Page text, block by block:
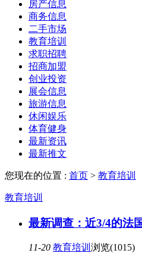
房产信息
商务信息
二手市场
教育培训
求职招聘
招商加盟
创业投资
展会信息
旅游信息
休闲娱乐
体育健身
最新资讯
最新推文
您现在的位置 : 首页 > 教育培训
教育培训
最新调查：近3/4的法
11-20 教育培训 浏览(1015)